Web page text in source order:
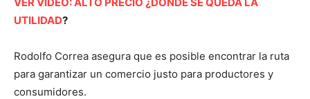
UTILIDAD?
Rodolfo Correa asegura que es posible encontrar la ruta
para garantizar un comercio justo para productores y
consumidores.